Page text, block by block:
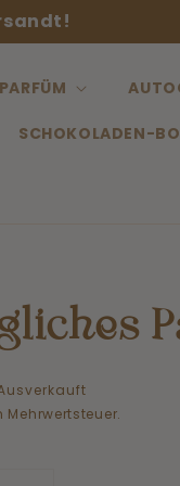
SCHOKOLADEN-